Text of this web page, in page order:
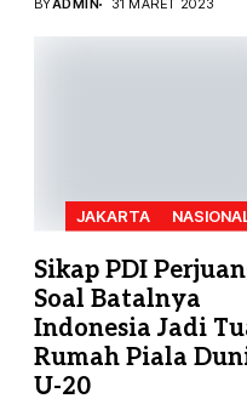
BYADMIN 31 MARET 2023
JAKARTA
Sikap PDI
Soal Batalnya
Indonesia Jadi
Rumah Piala
U-20